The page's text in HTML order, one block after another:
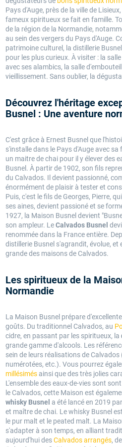
Pays d'Auge, près de la ville de
fameux spiritueux se fait en famille.
de la région de la Normandie,
au sein des vergers du Pays d'Auge.
patrimoine culturel, la distillerie
pour les plus curieux. À visiter : la
avec ses alambics, la salle
vieillissement. Sans oublier, la
Découvrez l'héritage
Busnel : Une aventure
C'est grâce à Ernest Busnel que
s'installe dans le Pays d'Auge avec
un maitre de chai pour il y élever des
Busnel. À partir de 1902, son fils
du Calvados. Il devient passionné,
énormément de plaisir à tester et
Puis, c'est le fils de Georges, Pierre,
ses aines, devient passioné et se
1927, la Maison Busnel devient
son ampleur. LeCalvados Busnel
renommée dans la France entière.
distillerie Busnel s'agrandit, évolue, et
grande des maisons de Calvados.
Les spiritueux de la
Normandie
La Maison Busnel prépare
goûts. Du traditionnel Calvados, au
cidre, en passant par les spiritueux, la
grande gamme d'alcools. Les
sein de leurs réalisations de Calvados
numérotées, etc.). Vous pourrez
millésimésainsi que des très jolies
L'ensemble des eaux-de-vies sont
le Calvados, cette Maison est
whisky Busnel a été lancé en 2019
et maître de chai. Le whisky Busnel
le pur malt et le peated malt. La
s'adapter à son temps, en alliant
aujourd'hui desCalvados arrangés,